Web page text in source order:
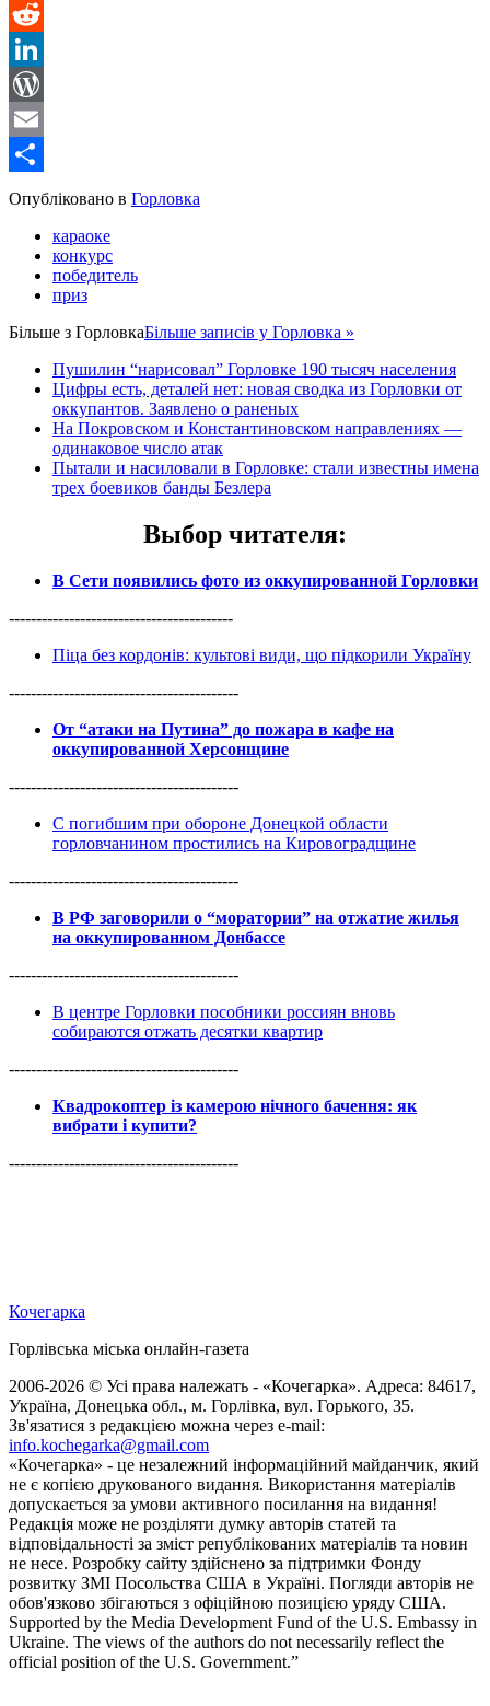
Message
Reddit
LinkedIn
WordPress
Email
Share
Опубліковано в Горловка
караоке
конкурс
победитель
приз
Більше з ГорловкаБільше записів у Горловка »
Пушилин “нарисовал” Горловке 190 тысяч населения
Цифры есть, деталей нет: новая сводка из Горловки от
оккупантов. Заявлено о раненых
На Покровском и Константиновском направлениях —
одинаковое число атак
Пытали и насиловали в Горловке: стали известны имена
трех боевиков банды Безлера
Выбор читателя:
В Сети появились фото из оккупированной Горловки
-----------------------------------------
Піца без кордонів: культові види, що підкорили Україну
------------------------------------------
От “атаки на Путина” до пожара в кафе на
оккупированной Херсонщине
------------------------------------------
С погибшим при обороне Донецкой области
горловчанином простились на Кировоградщине
------------------------------------------
В РФ заговорили о “моратории” на отжатие жилья
на оккупированном Донбассе
------------------------------------------
В центре Горловки пособники россиян вновь
собираются отжать десятки квартир
------------------------------------------
Квадрокоптер із камерою нічного бачення: як
вибрати і купити?
------------------------------------------
Кочегарка
Горлівська міська онлайн-газета
2006-2026 © Усі права належать - «Кочегарка». Адреса: 84617,
Україна, Донецька обл., м. Горлівка, вул. Горького, 35.
Зв'язатися з редакцією можна через e-mail:
info.kochegarka@gmail.com
«Кочегарка» - це незалежний інформаційний майданчик, який
не є копією друкованого видання. Використання матеріалів
допускається за умови активного посилання на видання!
Редакція може не розділяти думку авторів статей та
відповідальності за зміст републікованих матеріалів та новин
не несе. Розробку сайту здійснено за підтримки Фонду
розвитку ЗМІ Посольства США в Україні. Погляди авторів не
обов'язково збігаються з офіційною позицією уряду США.
Supported by the Media Development Fund of the U.S. Embassy in
Ukraine. The views of the authors do not necessarily reflect the
official position of the U.S. Government.”